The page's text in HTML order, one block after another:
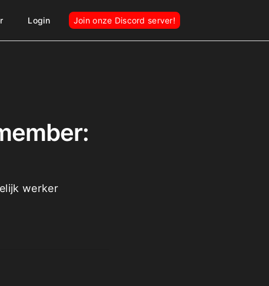
Login Join onze Discord server!
werker